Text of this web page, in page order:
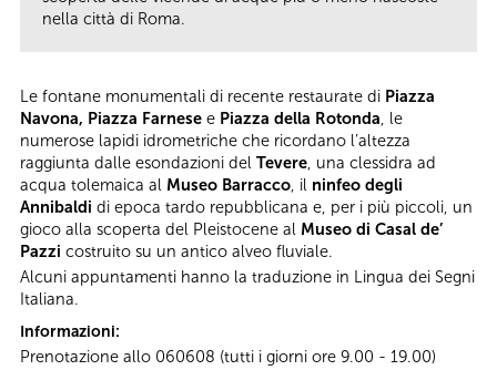
nella città di Roma.
Le fontane monumentali di recente restaurate di Piazza
Navona, Piazza Farnese e Piazza della Rotonda, le
numerose lapidi idrometriche che ricordano l’altezza
raggiunta dalle esondazioni del Tevere, una clessidra ad
acqua tolemaica al Museo Barracco, il ninfeo degli
Annibaldi di epoca tardo repubblicana e, per i più piccoli, un
gioco alla scoperta del Pleistocene al Museo di Casal de’
Pazzi costruito su un antico alveo fluviale.
Alcuni appuntamenti hanno la traduzione in Lingua dei Segni
Italiana.
Informazioni:
Prenotazione allo 060608 (tutti i giorni ore 9.00 - 19.00)